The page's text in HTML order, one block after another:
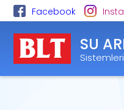
Facebook
SU
Sistemleri